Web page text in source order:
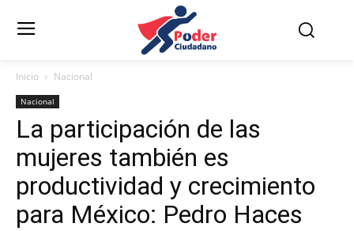
Inicio Nacional
Nacional
La participación de las
mujeres también es
productividad y crecimiento
para México: Pedro Haces